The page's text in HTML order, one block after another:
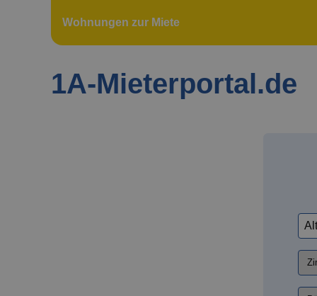
Wohnungen zur Miete
1A-Mieterportal.de